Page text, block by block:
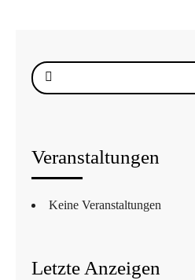
Suche
nach:
Veranstaltungen
Keine Veranstaltungen
Letzte Anzeigen